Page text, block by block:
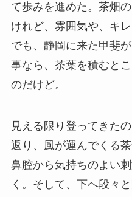
て歩みを進めた。茶畑
けれど、雰囲気や、キ
でも、静岡に来た甲斐
事なら、茶葉を積むと
のだけど。
見える限り登ってきた
返り、風が運んでくる
鼻腔から気持ちのよい
く。そして、下へ段々